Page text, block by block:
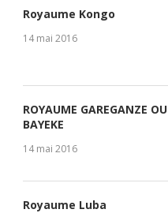
Royaume Kongo
14 mai 2016
ROYAUME GAREGANZE OU
BAYEKE
14 mai 2016
Royaume Luba